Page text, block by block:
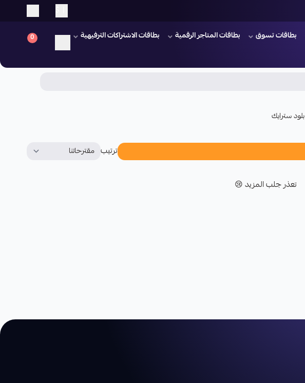
بطاقات تسوق بطاقات المتاجر الرقمية
بطاقات الاشتراكات الترفيهية
0
بلود سترايك
ترتيب
تعذر جلب المزيد 😢